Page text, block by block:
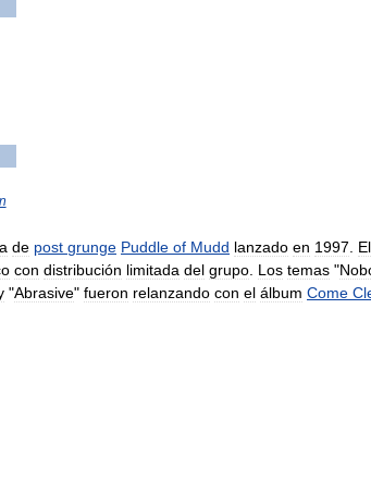
de post grunge Puddle of Mudd lanzado en 1997 El
con distribución limitada del grupo Los temas "
"Abrasive" fueron relanzando con el álbum Come